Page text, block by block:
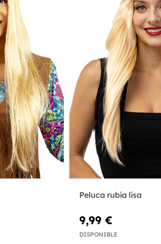
Peluca rubia lisa
9,99 €
DISPONIBLE